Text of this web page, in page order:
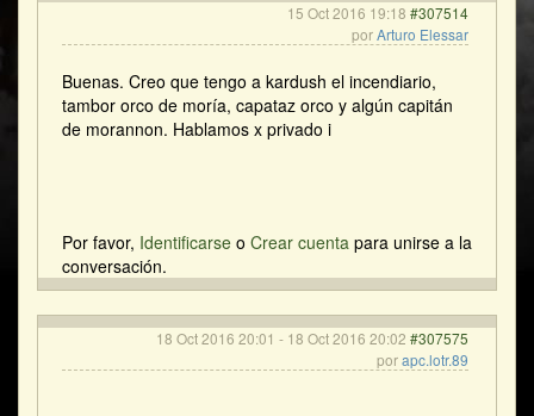
15 Oct 2016 19:18 #307514
porArturo Elessar
Buenas. Creo que tengo a kardush el incendiario,
tambor orco de moría, capataz orco y algún capitán
de morannon. Hablamos x privado i
Por favor, Identificarse o Crear cuenta para unirse a la
conversación.
18 Oct 2016 20:01 - 18 Oct 2016 20:02 #307575
porapc.lotr.89